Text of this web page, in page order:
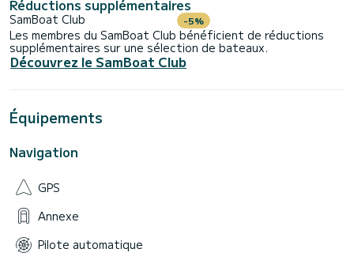
Réductions supplémentaires
SamBoat Club -5%
Les membres du SamBoat Club bénéficient de réductions
supplémentaires sur une sélection de bateaux.
Découvrez le SamBoat Club
Équipements
Navigation
GPS
Annexe
Pilote automatique